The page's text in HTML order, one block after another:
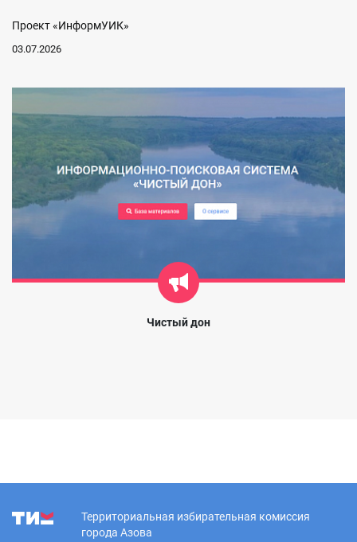
Проект «ИнформУИК»
03.07.2026
Чистый дон
Территориальная избирательная комиссия
города Азова